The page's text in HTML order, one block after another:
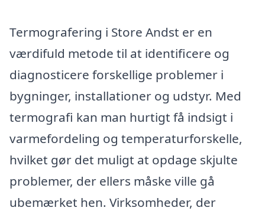
Termografering i Store Andst er en
værdifuld metode til at identificere og
diagnosticere forskellige problemer i
bygninger, installationer og udstyr. Med
termografi kan man hurtigt få indsigt i
varmefordeling og temperaturforskelle,
hvilket gør det muligt at opdage skjulte
problemer, der ellers måske ville gå
ubemærket hen. Virksomheder, der